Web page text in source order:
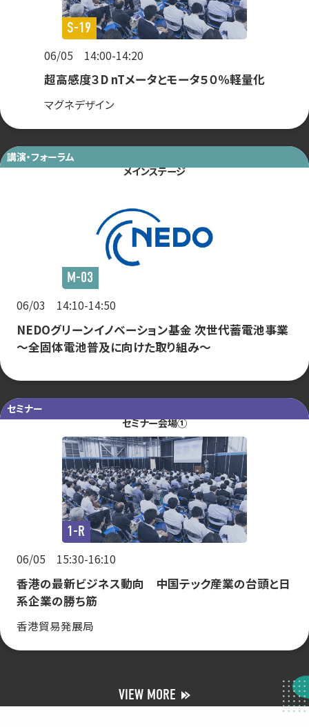
S-19
06/05 14:00-14:20
超高感度３D nTメータとモータ５０％軽量化
マグネデザイン
講演・フォーラム
メインステージ
M-03
06/03 14:10-14:50
NEDOグリーンイノベーション基金 次世代蓄電池事業
〜全固体電池普及に向けた取り組み〜
セミナー
セミナー会場①
1-R
06/05 15:30-16:10
香港の最新ビジネス動向 中国テック産業の台頭と日
系企業の勝ち筋
香港貿易発展局
VIEW MORE